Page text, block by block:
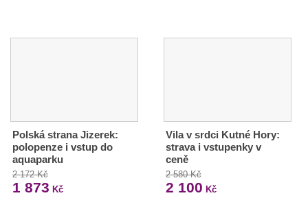
Polská strana Jizerek:
polopenze i vstup do
aquaparku
2 172 Kč
1 873 Kč
Vila v srdci Kutné Hory:
strava i vstupenky v
ceně
2 580 Kč
2 100 Kč